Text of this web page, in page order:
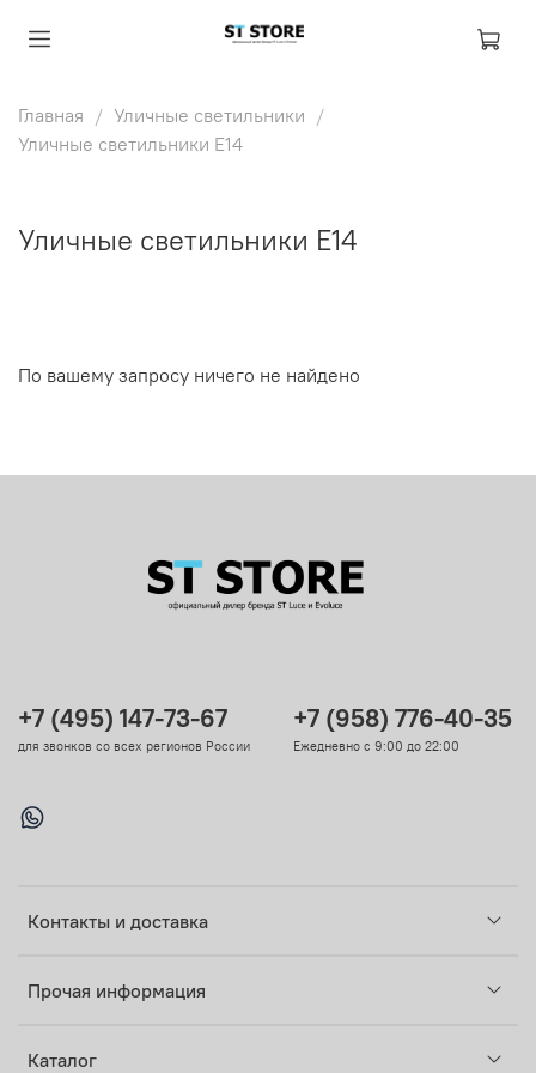
Главная
Уличные светильники
Уличные светильники E14
Уличные светильники E14
По вашему запросу ничего не найдено
Контакты и доставка
Прочая информация
Каталог
+7 (495) 147-73-67
для звонков со всех регионов России
+7 (958) 776-40-35
Ежедневно с 9:00 до 22:00